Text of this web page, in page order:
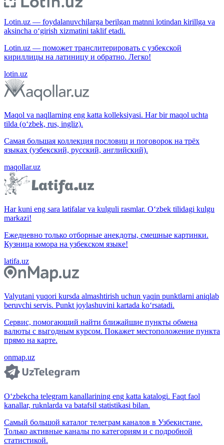
Lotin.uz — foydalanuvchilarga berilgan matnni lotindan kirillga va
aksincha o‘girish xizmatini taklif etadi.
Lotin.uz — поможет транслитерировать с узбекской
кириллицы на латиницу и обратно. Легко!
lotin.uz
Maqol va naqllarning eng katta kolleksiyasi. Har bir maqol uchta
tilda (o‘zbek, rus, ingliz).
Самая большая коллекция пословиц и поговорок на трёх
языках (узбекский, русский, английский).
maqollar.uz
Har kuni eng sara latifalar va kulguli rasmlar. O‘zbek tilidagi kulgu
markazi!
Ежедневно только отборные анекдоты, смешные картинки.
Кузница юмора на узбекском языке!
latifa.uz
Valyutani yuqori kursda almashtirish uchun yaqin punktlarni aniqlab
beruvchi servis. Punkt joylashuvini kartada ko‘rsatadi.
Сервис, помогающий найти ближайшие пункты обмена
валюты с выгодным курсом. Покажет местоположение пункта
прямо на карте.
onmap.uz
O‘zbekcha telegram kanallarining eng katta katalogi. Faqt faol
kanallar, ruknlarda va batafsil statistikasi bilan.
Самый большой каталог телеграм каналов в Узбекистане.
Только активные каналы по категориям и с подробной
статистикой.